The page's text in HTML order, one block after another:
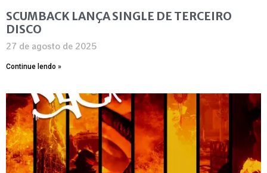
SCUMBACK LANÇA SINGLE DE TERCEIRO
DISCO
27 de agosto de 2025
Continue lendo »